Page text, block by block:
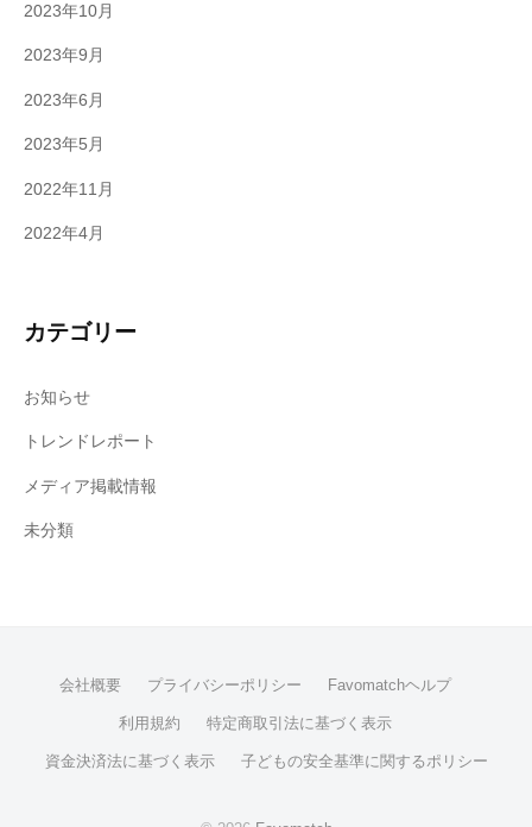
2023年10月
2023年9月
2023年6月
2023年5月
2022年11月
2022年4月
カテゴリー
お知らせ
トレンドレポート
メディア掲載情報
未分類
会社概要 プライバシーポリシー Favomatchヘルプ
利用規約 特定商取引法に基づく表示
資金決済法に基づく表示 子どもの安全基準に関するポリシー